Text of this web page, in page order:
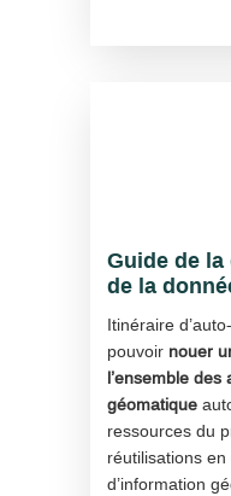
Guide de
de la
Itinéraire
pouvoir nouer
l’ensemble
géomatique
ressources du
réutilisations
d’information